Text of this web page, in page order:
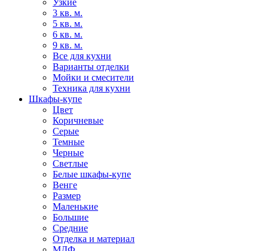
Узкие
3 кв. м.
5 кв. м.
6 кв. м.
9 кв. м.
Все для кухни
Варианты отделки
Мойки и смесители
Техника для кухни
Шкафы-купе
Цвет
Коричневые
Серые
Темные
Черные
Светлые
Белые шкафы-купе
Венге
Размер
Маленькие
Большие
Средние
Отделка и материал